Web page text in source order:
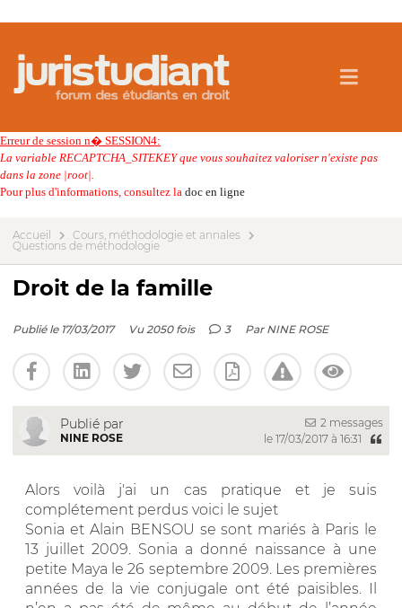
Erreur de session n� SESSION4:
La variable RECAPTCHA_SITEKEY que vous souhaitez valoriser n'existe pas
dans la zone |root|.
Pour plus d'informations, consultez la doc en ligne
Accueil
Cours, méthodologie et annales
Questions de méthodologie
Droit de la famille
Publié le 17/03/2017 Vu 2050 fois 3 Par NINE ROSE
Publié par
NINE ROSE
2 messages
le 17/03/2017 à 16:31
Alors voilà j'ai un cas pratique et je suis
complétement perdus voici le sujet
Sonia et Alain BENSOU se sont mariés à Paris le
13 juillet 2009. Sonia a donné naissance à une
petite Maya le 26 septembre 2009. Les premières
années de la vie conjugale ont été paisibles. Il